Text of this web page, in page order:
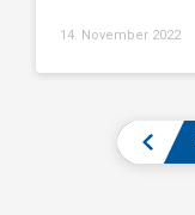
14. November 2022